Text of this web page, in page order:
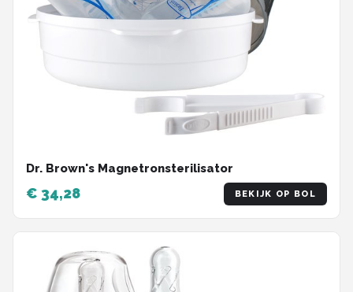
Dr. Brown's Magnetronsterilisator
€ 34,28 BEKIJK OP BOL